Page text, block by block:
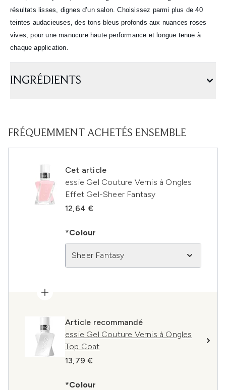
résultats lisses, dignes d’un salon. Choisissez parmi plus de 40
teintes audacieuses, des tons bleus profonds aux nuances roses
vives, pour une manucure haute performance et longue tenue à
chaque application.
INGRÉDIENTS
FRÉQUEMMENT ACHETÉS ENSEMBLE
Cet article
essie Gel Couture Vernis à Ongles
Effet Gel-Sheer Fantasy
12,64 €
*Colour
Sheer Fantasy
Article recommandé
essie Gel Couture Vernis à Ongles
Top Coat
13,79 €
*Colour